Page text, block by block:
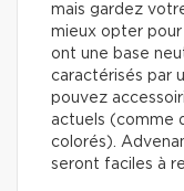
mais gardez
mieux opter
ont une base
caractérisés par
pouvez
actuels (comme
colorés).
seront faciles à